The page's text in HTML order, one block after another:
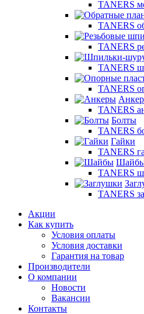
TANERS
TANERS
TANERS
TANERS
TANERS
TANERS
Болты
TANERS
Гайки
TANERS
TANERS
TANERS
Акции
Как купить
Условия оплаты
Условия доставки
Гарантия на товар
Производители
О компании
Новости
Вакансии
Контакты